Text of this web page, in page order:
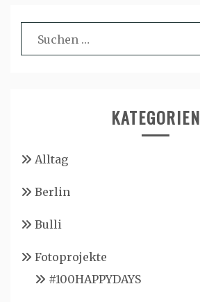
Suchen
nach:
KATEGORIEN
Alltag
Berlin
Bulli
Fotoprojekte
#100HAPPYDAYS